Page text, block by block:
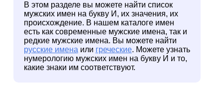
В этом разделе вы можете найти список
мужских имен на букву И, их значения, их
происхождение. В нашем каталоге имен
есть как современные мужские имена, так и
редкие мужские имена. Вы можете найти
русские именаили греческие. Можете узнать
нумерологию мужских имен на букву И и то,
какие знаки им соответствуют.